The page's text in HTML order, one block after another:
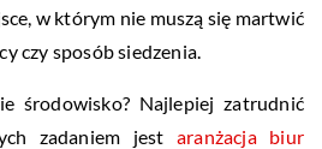
w którym nie muszą się martwić
czy sposób siedzenia.
środowisko? Najlepiej zatrudnić
zadaniem jest aranżacja biur